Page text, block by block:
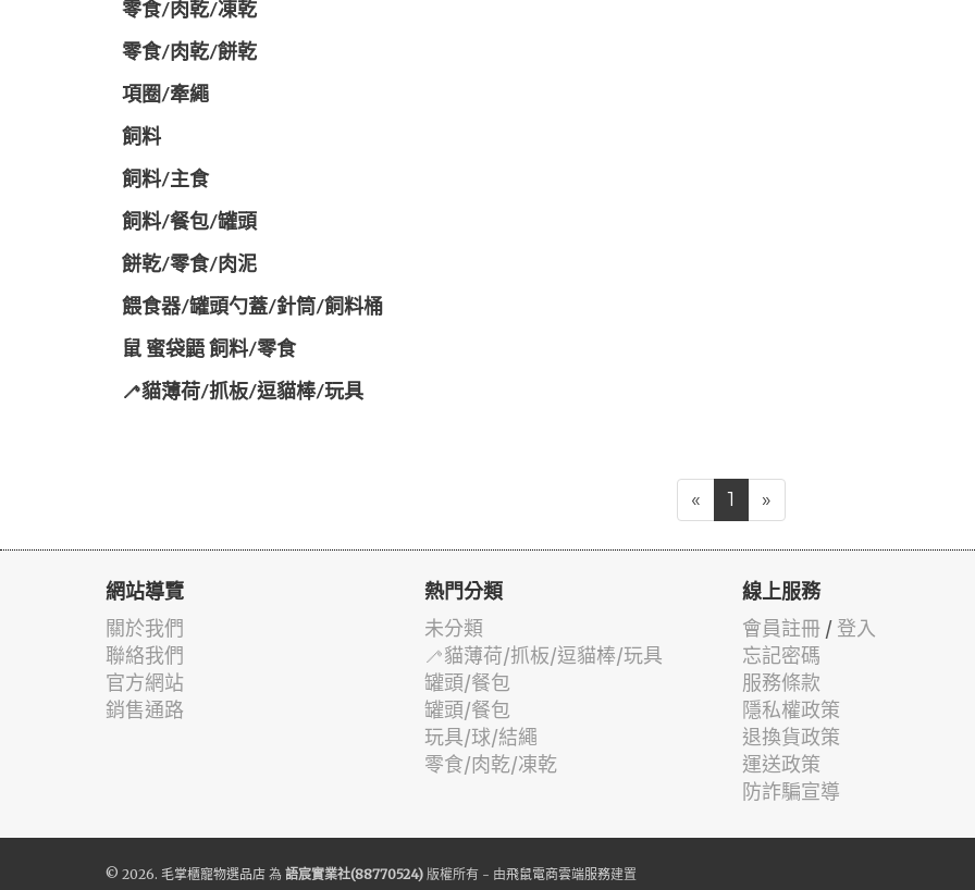
零食/肉乾/凍乾
零食/肉乾/餅乾
項圈/牽繩
飼料
飼料/主食
飼料/餐包/罐頭
餅乾/零食/肉泥
餵食器/罐頭勺蓋/針筒/飼料桶
鼠 蜜袋鼯 飼料/零食
🦯貓薄荷/抓板/逗貓棒/玩具
« 1 »
網站導覽
關於我們
聯絡我們
官方網站
銷售通路
熱門分類
未分類
🦯貓薄荷/抓板/逗貓棒/玩具
罐頭/餐包
罐頭/餐包
玩具/球/結繩
零食/肉乾/凍乾
線上服務
會員註冊 / 登入
忘記密碼
服務條款
隱私權政策
退換貨政策
運送政策
防詐騙宣導
© 2026. 毛掌櫃寵物選品店 為 語宸實業社(88770524) 版權所有 - 由飛鼠電商雲端服務建置